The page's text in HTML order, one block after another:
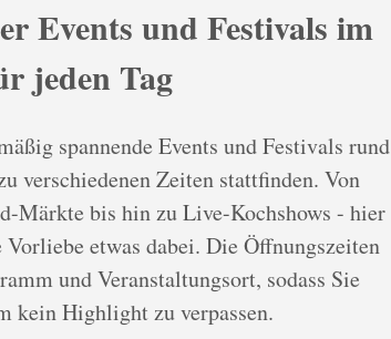
Events und Festivals im
jeden Tag
spannende Events und Festivals rund
verschiedenen Zeiten stattfinden. Von
Märkte bis hin zu Live-Kochshows - hier
etwas dabei. Die Öffnungszeiten
und Veranstaltungsort, sodass Sie
kein Highlight zu verpassen.